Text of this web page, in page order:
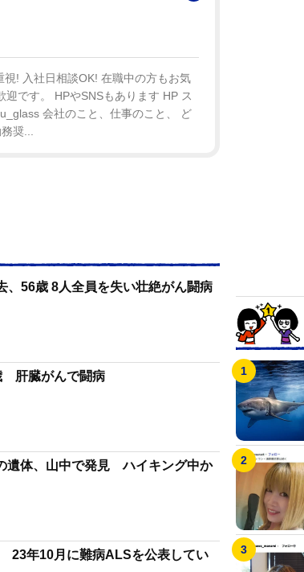
視! 入社日相談OK! 在職中の方もお気
です。 HPやSNSもあります HP ス
会社のこと、仕事のこと、 ど
奨...
、56歳 8人全員を失い壮絶がん闘病
肝臓がんで闘病
遺体、山中で発見 ハイキング中か
23年10月に難病ALSを公表してい